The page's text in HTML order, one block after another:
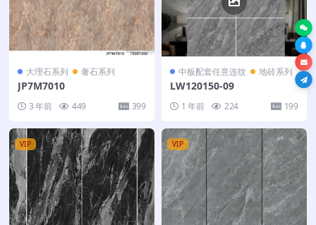
大理石系列 奢石系列
JP7M7010
3 年前 449 399
中板配套任意连纹 地砖系列
LW120150-09
1 年前 224 199
VIP VIP